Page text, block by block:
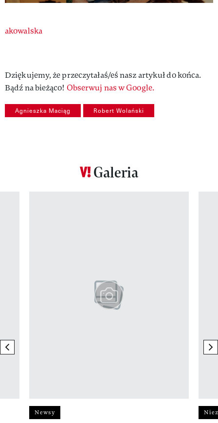
Authors
akowalska
Dziękujemy, że przeczytałaś/eś nasz artykuł do końca.
Bądź na bieżąco! Obserwuj nas w Google.
Agnieszka Maciąg Robert Wolański
Galeria
previous element
Newsy